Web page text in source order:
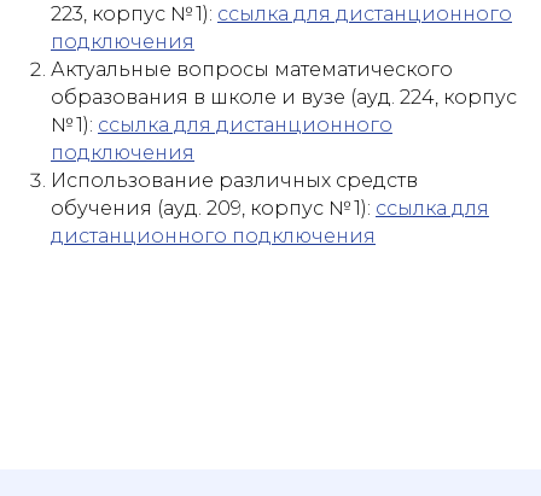
223, корпус № 1): ссылка для дистанционного
подключения
Актуальные вопросы математического
образования в школе и вузе (ауд. 224, корпус
№ 1): ссылка для дистанционного
подключения
Использование различных средств
обучения (ауд. 209, корпус № 1): ссылка для
дистанционного подключения